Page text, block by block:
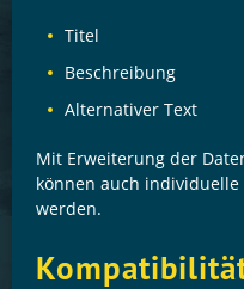
Titel
Beschreibung
Alternativer Text
Mit Erweiterung der
können auch
werden.